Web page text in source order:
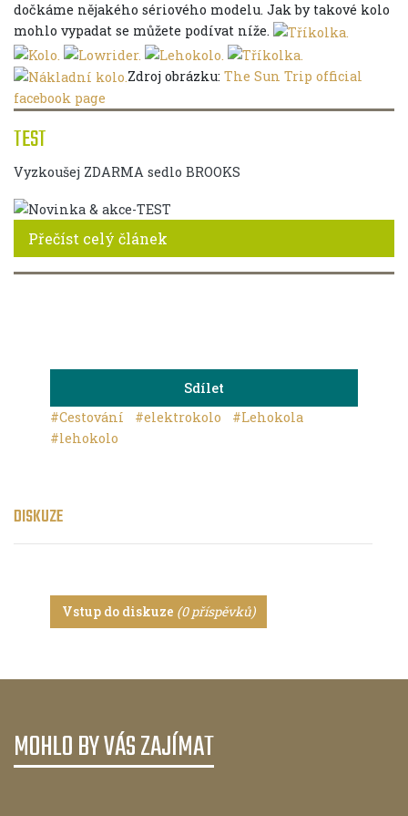
TEST
Vyzkoušej ZDARMA sedlo BROOKS
Přečíst celý článek
dočkáme nějakého sériového modelu. Jak by takové kolo
mohlo vypadat se můžete podívat níže.
Zdroj obrázku: The Sun Trip official
facebook page
Sdílet
#Cestování
#elektrokolo
#Lehokola
#lehokolo
DISKUZE
Vstup do diskuze (0 příspěvků)
MOHLO BY VÁS ZAJÍMAT